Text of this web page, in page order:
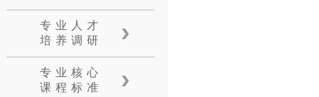
专业人才
培养调研
专业核心
课程标准